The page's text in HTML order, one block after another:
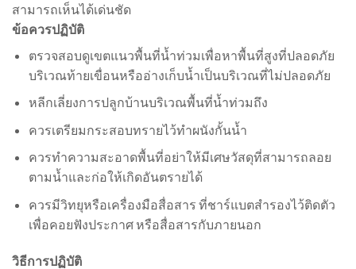
สามารถเห็นได้เด่นชัด
ข้อควรปฏิบัติ
ตรวจสอบดูเขตแนวพื้นที่น้ำท่วมเพื่อหาพื้นที่สูงที่ปลอดภัย
บริเวณท้ายเขื่อนหรืออ่างเก็บน้ำเป็นบริเวณที่ไม่ปลอดภัย
หลีกเลี่ยงการปลูกบ้านบริเวณพื้นที่น้ำท่วมถึง
ควรเตรียมกระสอบทรายไว้ทำผนังกั้นน้ำ
ควรทำความสะอาดพื้นที่อย่าให้มีเศษวัสดุที่สามารถลอย
ตามน้ำและก่อให้เกิดอันตรายได้
ควรมีวิทยุหรือเครื่องมือสื่อสาร ที่ชาร์แบตสำรองไว้ติดตัว
เพื่อคอยฟังประกาศ หรือสื่อสารกับภายนอก
วิธีการปฏิบัติ